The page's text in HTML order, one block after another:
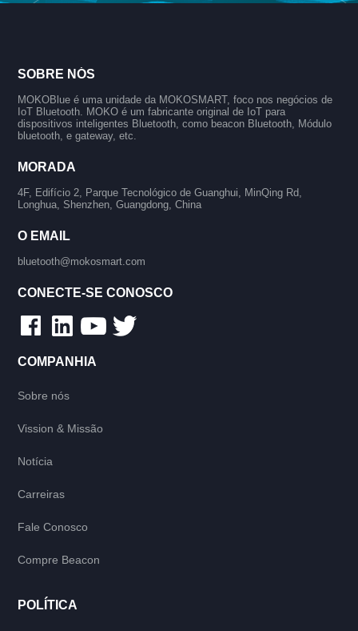
SOBRE NÓS
MOKOBlue é uma unidade da MOKOSMART, foco nos negócios de
IoT Bluetooth. MOKO é um fabricante original de IoT para
dispositivos inteligentes Bluetooth, como beacon Bluetooth, Módulo
bluetooth, e gateway, etc.
MORADA
4F, Edifício 2, Parque Tecnológico de Guanghui, MinQing Rd,
Longhua, Shenzhen, Guangdong, China
O EMAIL
bluetooth@mokosmart.com
CONECTE-SE CONOSCO
COMPANHIA
Sobre nós
Vission & Missão
Notícia
Carreiras
Fale Conosco
Compre Beacon
POLÍTICA